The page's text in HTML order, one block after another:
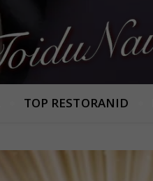
TOP RESTORANID